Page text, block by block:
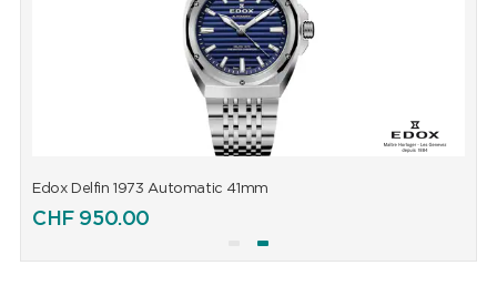
Edox Delfin 1973 Automatic 41mm
CHF950.00